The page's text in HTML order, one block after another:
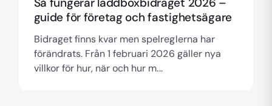
guide för företag och fastighetsägare
Bidraget finns kvar men spelreglerna har
förändrats. Från 1 februari 2026 gäller nya
villkor för hur, när och hur m...